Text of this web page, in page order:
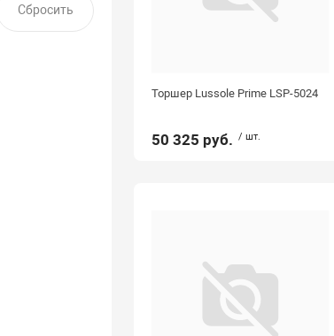
Торшер Lussole Prime LSP-5024
50 325 руб. / шт.